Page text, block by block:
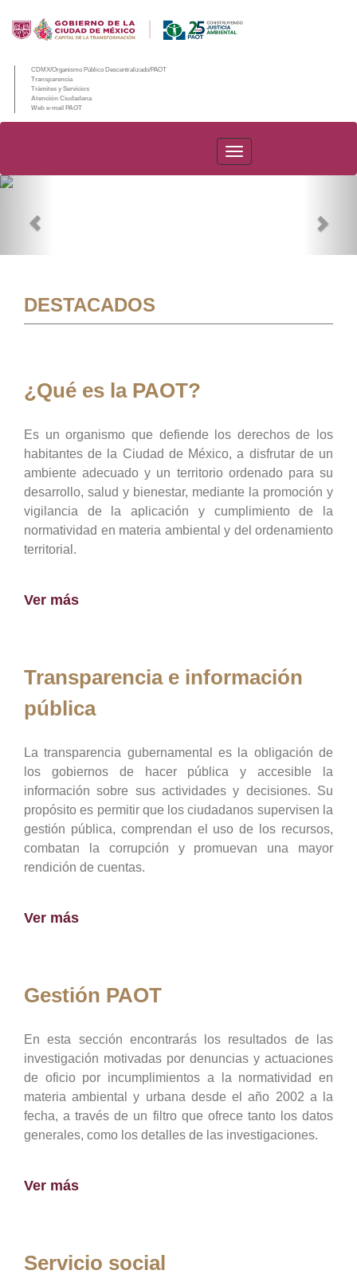
CDMX/Organismo Público Descentralizado/PAOT
Transparencia
Trámites y Servicios
Atención Ciudadana
Web e-mail PAOT
PAOT
DESTACADOS
¿Qué es la PAOT?
Es un organismo que defiende los derechos de los
habitantes de la Ciudad de México, a disfrutar de un
ambiente adecuado y un territorio ordenado para su
desarrollo, salud y bienestar, mediante la promoción y
vigilancia de la aplicación y cumplimiento de la
normatividad en materia ambiental y del ordenamiento
territorial.
Ver más
Transparencia e información
pública
La transparencia gubernamental es la obligación de
los gobiernos de hacer pública y accesible la
información sobre sus actividades y decisiones. Su
propósito es permitir que los ciudadanos supervisen la
gestión pública, comprendan el uso de los recursos,
combatan la corrupción y promuevan una mayor
rendición de cuentas.
Ver más
Gestión PAOT
En esta sección encontrarás los resultados de las
investigación motivadas por denuncias y actuaciones
de oficio por incumplimientos a la normatividad en
materia ambiental y urbana desde el año 2002 a la
fecha, a través de un filtro que ofrece tanto los datos
generales, como los detalles de las investigaciones.
Ver más
Servicio social